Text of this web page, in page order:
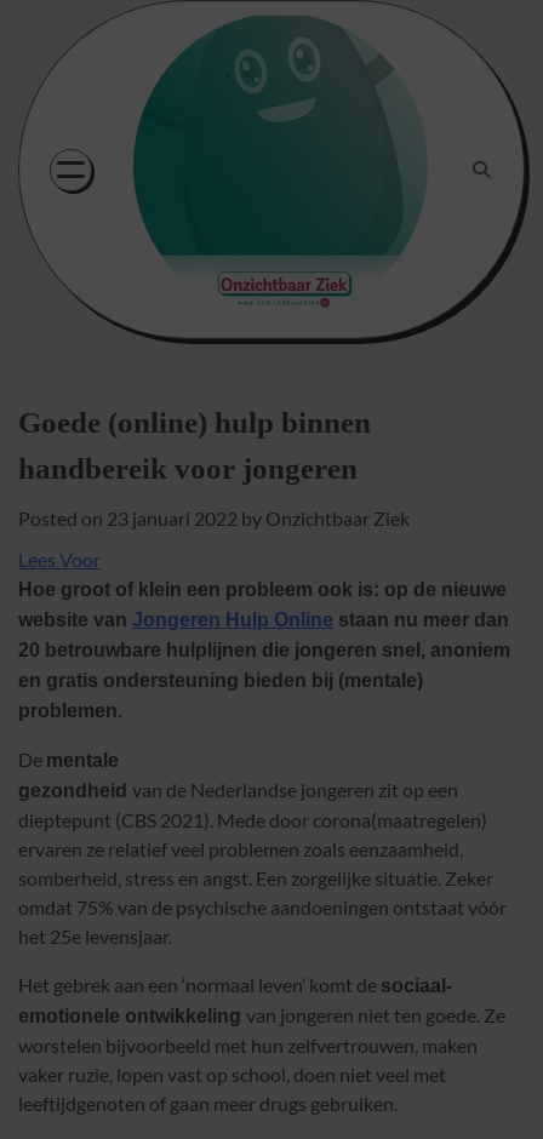
content
Goede (online) hulp binnen
handbereik voor jongeren
Posted on 23 januari 2022 by Onzichtbaar Ziek
Lees Voor
Hoe groot of klein een probleem ook is: op de nieuwe
website van Jongeren Hulp Online staan nu meer dan
20 betrouwbare hulplijnen die jongeren snel, anoniem
en gratis ondersteuning bieden bij (mentale)
problemen.
De mentale
gezondheid van de Nederlandse jongeren zit op een
dieptepunt (CBS 2021). Mede door corona(maatregelen)
ervaren ze relatief veel problemen zoals eenzaamheid,
somberheid, stress en angst. Een zorgelijke situatie. Zeker
omdat 75% van de psychische aandoeningen ontstaat vóór
het 25e levensjaar.
Het gebrek aan een ‘normaal leven’ komt de sociaal-
emotionele ontwikkeling van jongeren niet ten goede. Ze
worstelen bijvoorbeeld met hun zelfvertrouwen, maken
vaker ruzie, lopen vast op school, doen niet veel met
leeftijdgenoten of gaan meer drugs gebruiken.